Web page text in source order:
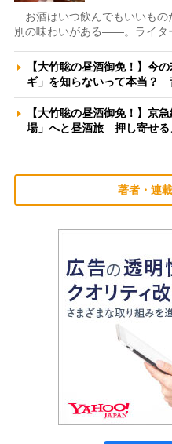
お酒はいつ飲んでもいいもの
別の味わいがある――。ライタ
【大竹聡の昼酒御免！】今
ギ」を知らないって本当？
【大竹聡の昼酒御免！】京
場」へと昼酒旅 押し寄せ
著者・連